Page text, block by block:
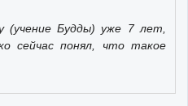
(учение Будды) уже 7 лет,
сейчас понял, что такое